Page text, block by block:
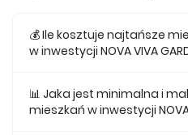
💰 Ile kosztuje najtańsze
w inwestycji NOVA VIVA
471 138 zł.
📊 Jaka jest minimalna i
mieszkań w inwestycji NOVA